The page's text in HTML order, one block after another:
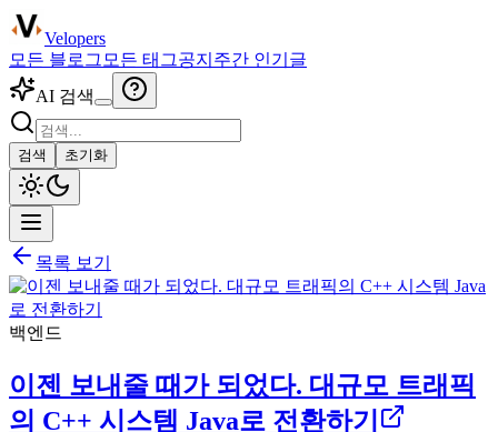
Velopers
모든 블로그 모든 태그공지 주간 인기글
AI 검색
검색 초기화
목록 보기
백엔드
이젠 보내줄 때가 되었다. 대규모 트래픽
의 C++ 시스템 Java로 전환하기